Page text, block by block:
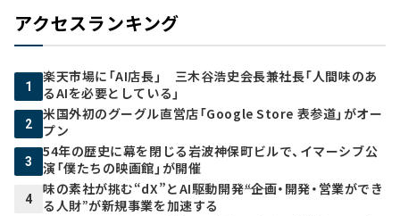
アクセスランキング
1
楽天市場に「AI店長」 三木谷浩史会長兼社長「人間味のあ
るAIを必要としている」
2
米国外初のグーグル直営店「Google Store 表参道」がオー
プン
3
54年の歴史に幕を閉じる岩波神保町ビルで、イマーシブ公
演「僕たちの映画館」が開催
4
味の素社が挑む“dX”とAI駆動開発――“企画・開発・営業ができ
る人財”が新規事業を加速する